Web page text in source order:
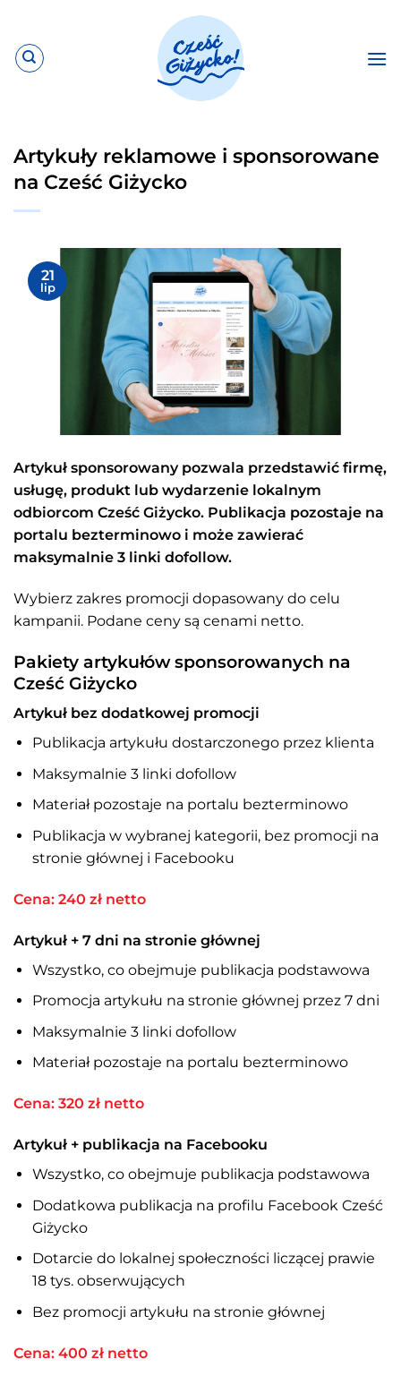
zawartości
Artykuły reklamowe i sponsorowane
na Cześć Giżycko
21
lip
Artykuł sponsorowany pozwala przedstawić firmę,
usługę, produkt lub wydarzenie lokalnym
odbiorcom Cześć Giżycko. Publikacja pozostaje na
portalu bezterminowo i może zawierać
maksymalnie 3 linki dofollow.
Wybierz zakres promocji dopasowany do celu
kampanii. Podane ceny są cenami netto.
Pakiety artykułów sponsorowanych na
Cześć Giżycko
Artykuł bez dodatkowej promocji
Publikacja artykułu dostarczonego przez klienta
Maksymalnie 3 linki dofollow
Materiał pozostaje na portalu bezterminowo
Publikacja w wybranej kategorii, bez promocji na
stronie głównej i Facebooku
Cena: 240 zł netto
Artykuł + 7 dni na stronie głównej
Wszystko, co obejmuje publikacja podstawowa
Promocja artykułu na stronie głównej przez 7 dni
Maksymalnie 3 linki dofollow
Materiał pozostaje na portalu bezterminowo
Cena: 320 zł netto
Artykuł + publikacja na Facebooku
Wszystko, co obejmuje publikacja podstawowa
Dodatkowa publikacja na profilu Facebook Cześć
Giżycko
Dotarcie do lokalnej społeczności liczącej prawie
18 tys. obserwujących
Bez promocji artykułu na stronie głównej
Cena: 400 zł netto